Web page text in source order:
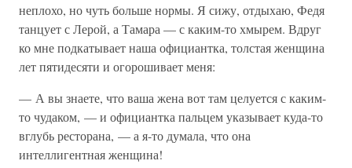
неплохо, но чуть больше нормы. Я сижу, отдыхаю, Федя
танцует с Лерой, а Тамара — с каким-то хмырем. Вдруг
ко мне подкатывает наша официантка, толстая женщина
лет пятидесяти и огорошивает меня:
— А вы знаете, что ваша жена вот там целуется с каким-
то чудаком, — и официантка пальцем указывает куда-то
вглубь ресторана, — а я-то думала, что она
интеллигентная женщина!